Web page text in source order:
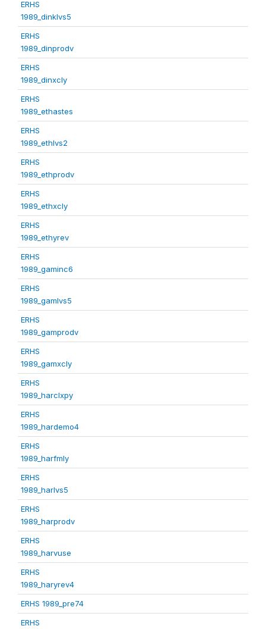
ERHS
1989_dinklvs5
ERHS
1989_dinprodv
ERHS
1989_dinxcly
ERHS
1989_ethastes
ERHS
1989_ethlvs2
ERHS
1989_ethprodv
ERHS
1989_ethxcly
ERHS
1989_ethyrev
ERHS
1989_gaminc6
ERHS
1989_gamlvs5
ERHS
1989_gamprodv
ERHS
1989_gamxcly
ERHS
1989_harclxpy
ERHS
1989_hardemo4
ERHS
1989_harfmly
ERHS
1989_harlvs5
ERHS
1989_harprodv
ERHS
1989_harvuse
ERHS
1989_haryrev4
ERHS 1989_pre74
ERHS